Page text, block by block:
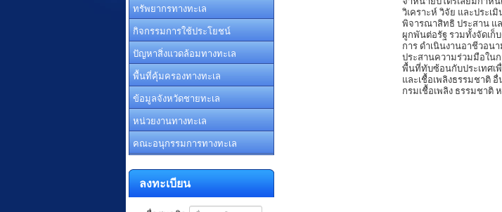
ทรัพยากรทางทะเล
กิจกรรมการใช้ประโยชน์
ปัญหาสิ่งแวดล้อมทางทะเล
พื้นที่คุ้มครองทางทะเล
ข้อมูลจังหวัดชายทะเล
หน่วยงานทางทะเล
คณะอนุกรรมการทางทะเล
ลงทะเบียน
วิเคราะห์ วิจัย และประ
พิจารณาสิทธิ ประสาน แ
ผูกพันต่อรัฐ รวมทั้งจัดเก็
การ ดำเนินงานอาชีวอน
ประสานความร่วมมือใน
พื้นที่ทับซ้อนกับประเทศเ
และเชื้อเพลิงธรรมชาติ
กรมเชื้อเพลิง ธรรมชาติ